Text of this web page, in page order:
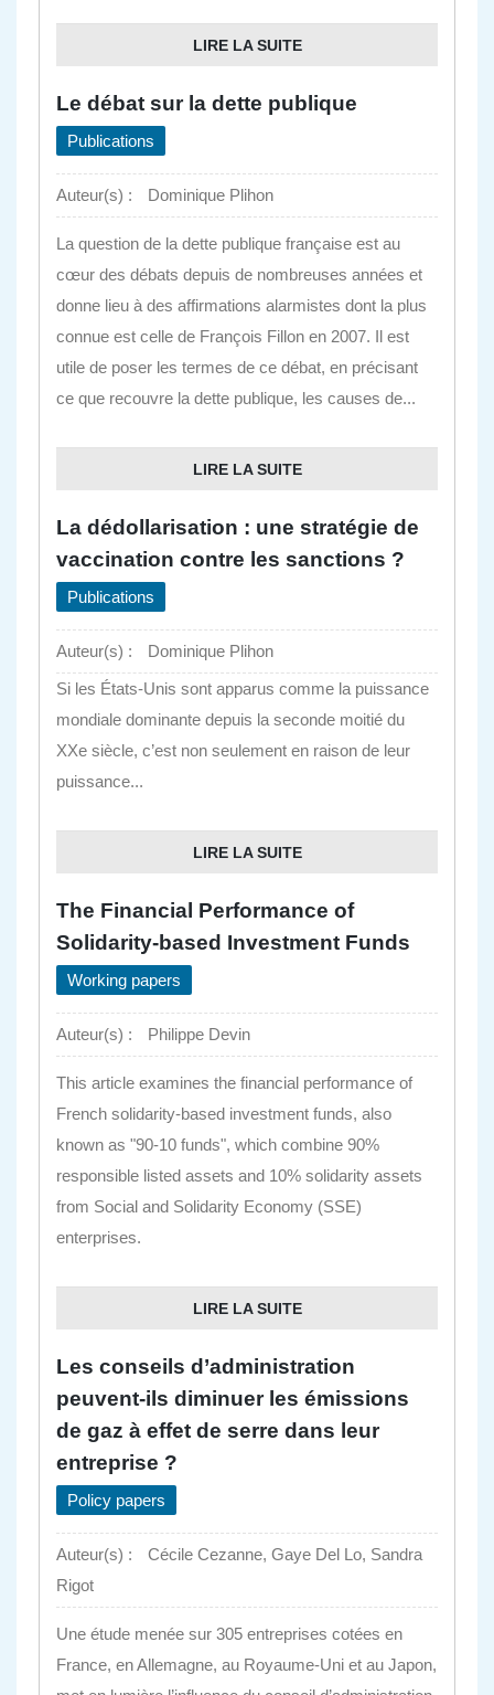
LIRE LA SUITE
Le débat sur la dette publique
Publications
Auteur(s) : Dominique Plihon
La question de la dette publique française est au
cœur des débats depuis de nombreuses années et
donne lieu à des affirmations alarmistes dont la plus
connue est celle de François Fillon en 2007. Il est
utile de poser les termes de ce débat, en précisant
ce que recouvre la dette publique, les causes de...
LIRE LA SUITE
La dédollarisation : une stratégie de
vaccination contre les sanctions ?
Publications
Auteur(s) :
Dominique Plihon
Si les États-Unis sont apparus comme la puissance
mondiale dominante depuis la seconde moitié du
XXe siècle, c’est non seulement en raison de leur
puissance...
LIRE LA SUITE
The Financial Performance of
Solidarity-based Investment Funds
Working papers
Auteur(s) : Philippe Devin
This article examines the financial performance of
French solidarity-based investment funds, also
known as "90-10 funds", which combine 90%
responsible listed assets and 10% solidarity assets
from Social and Solidarity Economy (SSE)
enterprises.
LIRE LA SUITE
Les conseils d’administration
peuvent-ils diminuer les émissions
de gaz à effet de serre dans leur
entreprise ?
Policy papers
Auteur(s) :
Cécile Cezanne, Gaye Del Lo, Sandra
Rigot
Une étude menée sur 305 entreprises cotées en
France, en Allemagne, au Royaume-Uni et au Japon,